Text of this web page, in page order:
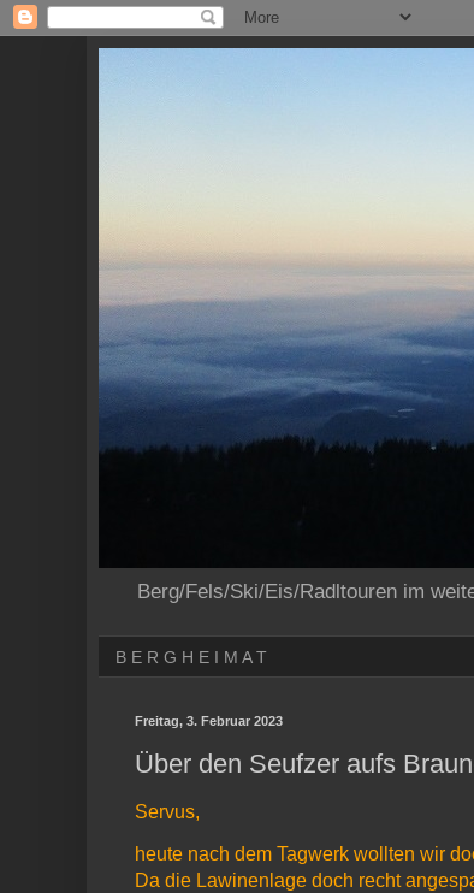
Berg/Fels/Ski/Eis/Radltouren im
B E R G H E I M A T
Freitag, 3. Februar 2023
Über den Seufzer aufs
Servus,
heute nach dem Tagwerk wollten wir
Da die Lawinenlage doch recht